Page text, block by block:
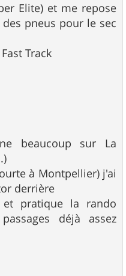
Elite) et me repose
pneus pour le sec
Track
beaucoup sur La
à Montpellier) j'ai
derrière
et pratique la rando
déjà assez